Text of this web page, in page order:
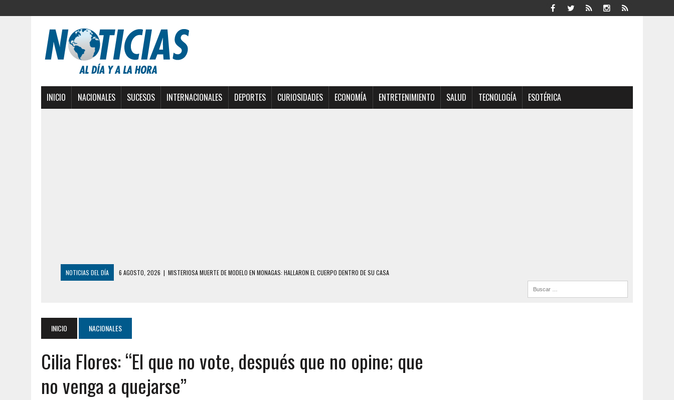
INICIO NACIONALES SUCESOS INTERNACIONALES DEPORTES CURIOSIDADES ECONOMÍA ENTRETENIMIENTO SALUD TECNOLOGÍA ESOTÉRICA
NOTICIAS DEL DÍA 6 AGOSTO, 2026 | MISTERIOSA MUERTE DE MODELO EN MONAGAS: HALLARON EL CUERPO DENTRO DE SU CASA
5 AGOSTO, 2026 | HORROR EN BARINAS: UN HOMBRE INDUJO AL SUICIDIO A UNA ADOLESCENTE DE 13 AÑOS TRAS ABUSAR DE ELLA
3 AGOSTO, 2026
LA INCREÍBLE FORMA EN LA QUE SOBREVIVIÓ UN HOMBRE Y SU FAMILIA TRAS LOS TERREMOTOS: CAYERON DESDE EL PISO NUEVE DEL
EDIFICIO PETUNIA
7 AGOSTO, 2026
| FUGA DE GAS GENERÓ EXPLOSIÓN EN LOCAL COMERCIAL DE CHACAO
INICIO NACIONALES
Cilia Flores: “El que no vote, después que no opine; que
no venga a quejarse”